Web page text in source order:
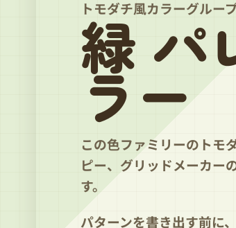
トモダチ風カラーグルー
緑 パ
ラー
この色ファミリーのトモ
ピー、グリッドメーカー
す。
パターンを書き出す前に